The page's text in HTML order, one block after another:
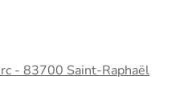
- 83700 Saint-Raphaël